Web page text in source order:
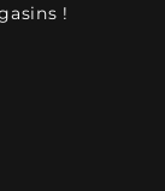
!